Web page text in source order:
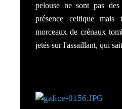
pelouse ne sont pas
présence celtique mais
morceaux de crénaux
jetés sur l'assaillant, qui